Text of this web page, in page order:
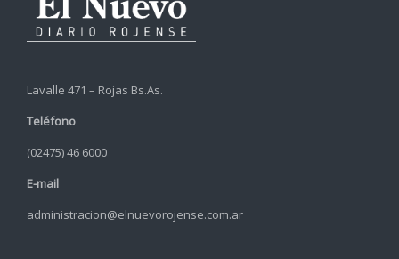
Lavalle 471 – Rojas Bs.As.
Teléfono
(02475) 46 6000
E-mail
administracion@elnuevorojense.com.ar